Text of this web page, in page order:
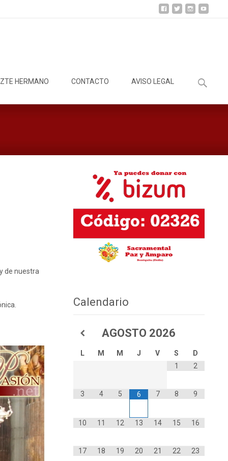
HERMANO CONTACTO AVISO LEGAL Buscar:
de nuestra
Calendario
AGOSTO 2026
L M M J V S
D
1
2
3 4 5 6 7 8 9
10 11 12 13 14 15 16
17 18 19 20 21 22 23